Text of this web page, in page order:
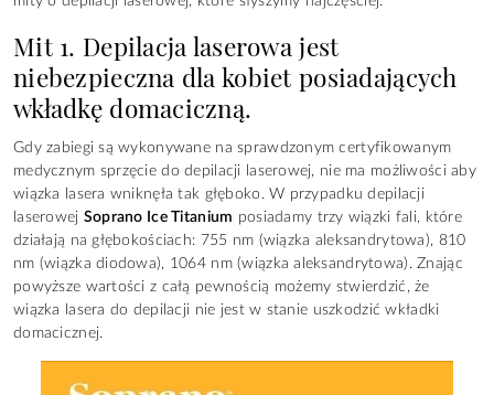
Mit 1. Depilacja laserowa jest
niebezpieczna dla kobiet posiadających
wkładkę domaciczną.
Gdy zabiegi są wykonywane na sprawdzonym certyfikowanym
medycznym sprzęcie do depilacji laserowej, nie ma możliwości aby
wiązka lasera wniknęła tak głęboko. W przypadku depilacji
laserowej Soprano Ice Titanium posiadamy trzy wiązki fali, które
działają na głębokościach: 755 nm (wiązka aleksandrytowa), 810
nm (wiązka diodowa), 1064 nm (wiązka aleksandrytowa). Znając
powyższe wartości z całą pewnością możemy stwierdzić, że
wiązka lasera do depilacji nie jest w stanie uszkodzić wkładki
domacicznej.